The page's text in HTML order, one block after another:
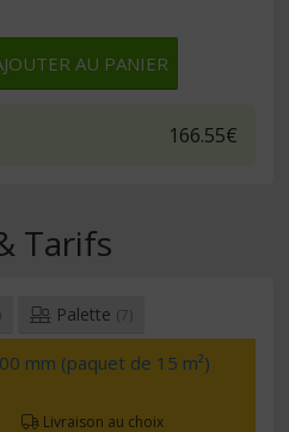
AU PANIER
166.55€
Tarifs
Palette (7)
mm (paquet de 15 m²)
Livraison au choix